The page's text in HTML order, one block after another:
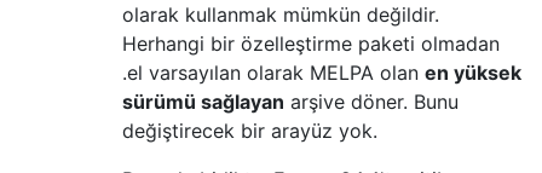
olarak kullanmak mümkün değildir.
Herhangi bir özelleştirme paketi olmadan
.el varsayılan olarak MELPA olan en yüksek
sürümü sağlayan arşive döner. Bunu
değiştirecek bir arayüz yok.